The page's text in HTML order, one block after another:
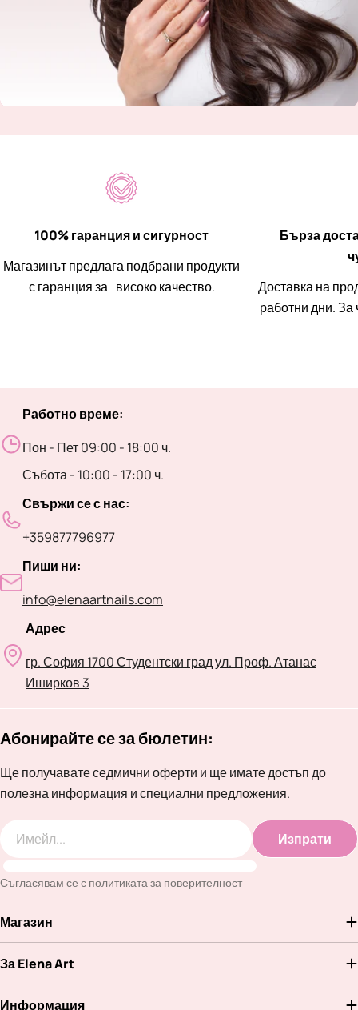
100% гаранция и сигурност
Магазинът предлага подбрани продукти
с гаранция за високо качество.
Бърза
Доставка на
работни дни. За
Работно време:
Пон - Пет 09:00 - 18:00 ч.
Събота - 10:00 - 17:00 ч.
Свържи се с нас:
+359877796977
Пиши ни:
info@elenaartnails.com
Адрес
гр. София 1700 Студентски град ул. Проф. Атанас
Иширков 3
Абонирайте се за бюлетин:
Ще получавате седмични оферти и ще имате достъп до
полезна информация и специални предложения.
Изпрати
Съгласявам се с политиката за поверителност
Магазин
За Elena Art
Информация